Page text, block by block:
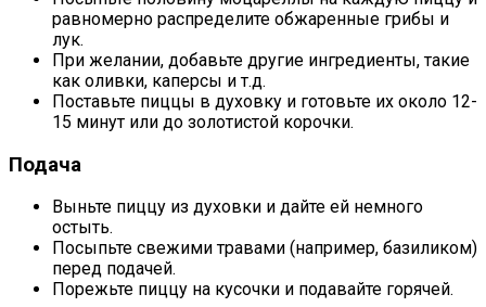
равномерно распределите обжаренные грибы и
лук.
При желании, добавьте другие ингредиенты, такие
как оливки, каперсы и т.д.
Поставьте пиццы в духовку и готовьте их около 12-
15 минут или до золотистой корочки.
Подача
Выньте пиццу из духовки и дайте ей немного
остыть.
Посыпьте свежими травами (например, базиликом)
перед подачей.
Порежьте пиццу на кусочки и подавайте горячей.